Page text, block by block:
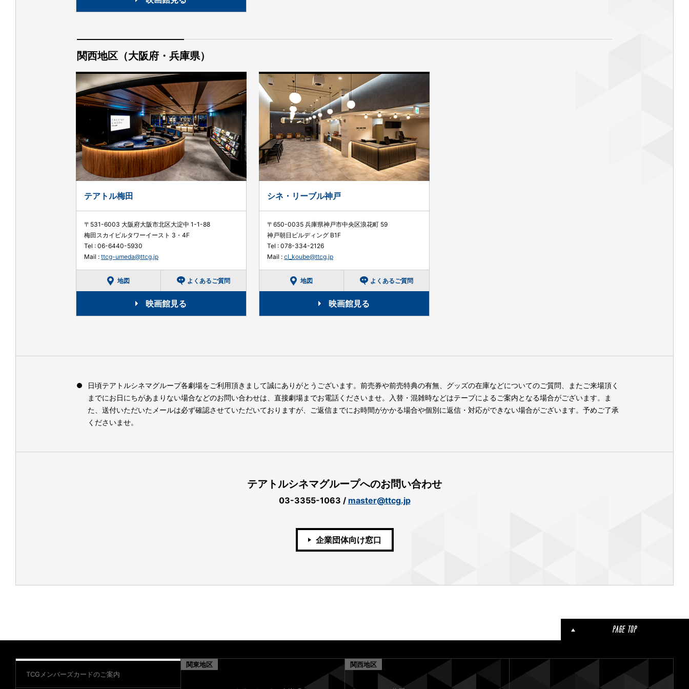
関西地区（大阪府・兵庫県）
テアトル梅田
〒531-6003 大阪府大阪市北区大淀中 1-1-88
梅田スカイビルタワーイースト 3・4F
Tel : 06-6440-5930
Mail : ttcg-umeda@ttcg.jp
地図 よくあるご質問
映画館見る
シネ・リーブル神戸
〒650-0035 兵庫県神戸市中央区浪花町 59
神戸朝日ビルディング B1F
Tel : 078-334-2126
Mail : cl_koube@ttcg.jp
地図 よくあるご質問
映画館見る
日頃テアトルシネマグループ各劇場をご利用頂きまして誠にありがとうございます。前売券や前売特典の有無、グッズの在庫などについてのご質問、またご来場頂く
までにお日にちがあまりない場合などのお問い合わせは、直接劇場までお電話くださいませ。入替・混雑時などはテープによるご案内となる場合がございます。ま
た、送付いただいたメールは必ず確認させていただいておりますが、ご返信までにお時間がかかる場合や個別に返信・対応ができない場合がございます。予めご了承
くださいませ。
テアトルシネマグループへのお問い合わせ
03-3355-1063 / master@ttcg.jp
企業団体向け窓口
TCGメンバーズカードのご案内
関東地区 関西地区